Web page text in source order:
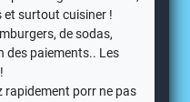
et surtout cuisiner !
de sodas,
des paiements.. Les
rapidement porr ne pas